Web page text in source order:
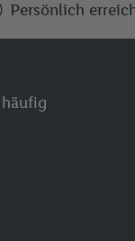
Persönlich